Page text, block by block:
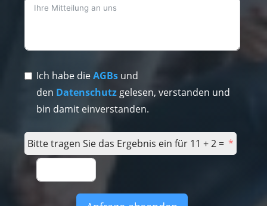
Ich habe dieAGBs und
den Datenschutzgelesen, verstanden und
bin damit einverstanden.
Bitte tragen Sie das Ergebnis ein für 11 + 2 =